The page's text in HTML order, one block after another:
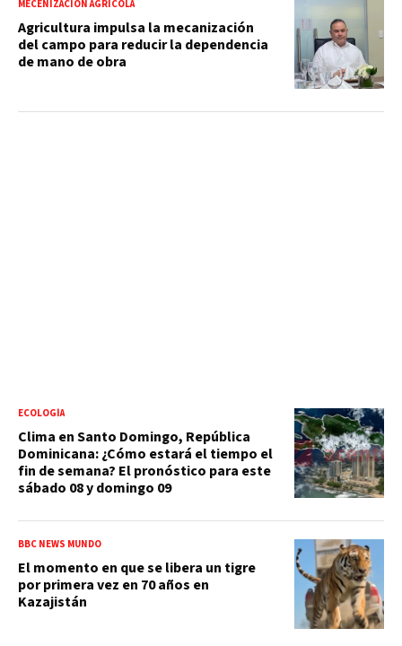
MECENIZACIÓN AGRÍCOLA
Agricultura impulsa la mecanización
del campo para reducir la dependencia
de mano de obra
ECOLOGÍA
Clima en Santo Domingo, República
Dominicana: ¿Cómo estará el tiempo el
fin de semana? El pronóstico para este
sábado 08 y domingo 09
BBC NEWS MUNDO
El momento en que se libera un tigre
por primera vez en 70 años en
Kazajistán